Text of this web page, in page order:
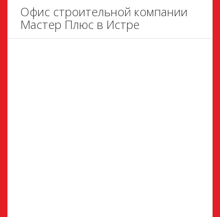
Офис строительной компании
Мастер Плюс в Истре